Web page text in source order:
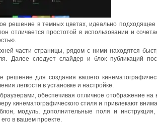
решение в темных цветах, идеально подходящее
отличается простотой в использовании и
части страницы, рядом с ними находятся
Далее следует слайдер и блок публикаций
для создания вашего
легкости в установке и настройке.
обеспечивая отличное отображение на
кинематографического стиля и привлекают
модуль, дополнительные поля и инструкция,
в вашем проекте.